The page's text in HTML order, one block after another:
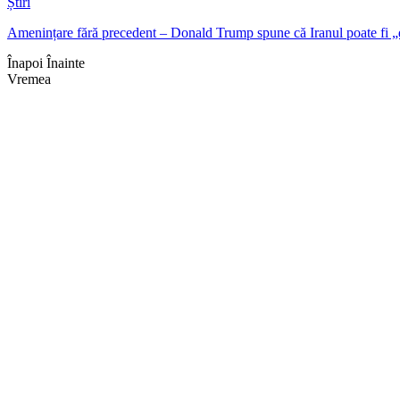
Amenințare fără precedent – Donald Trump spune că Iranul poate fi
Înapoi Înainte
Vremea